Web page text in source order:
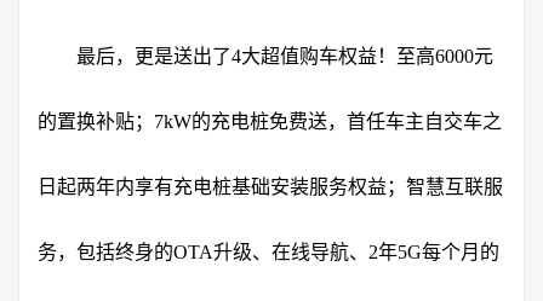
最后，更是送出了4大超值购车权益！至高6000元
的置换补贴；7kW的充电桩免费送，首任车主自交车之
日起两年内享有充电桩基础安装服务权益；智慧互联服
务，包括终身的OTA升级、在线导航、2年5G每个月的